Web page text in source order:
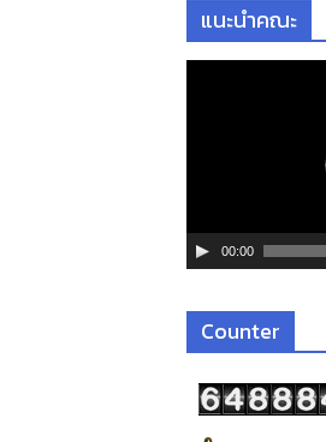
แนะนำคณะ
ฟ
ล์
ดี
00:00
Counter